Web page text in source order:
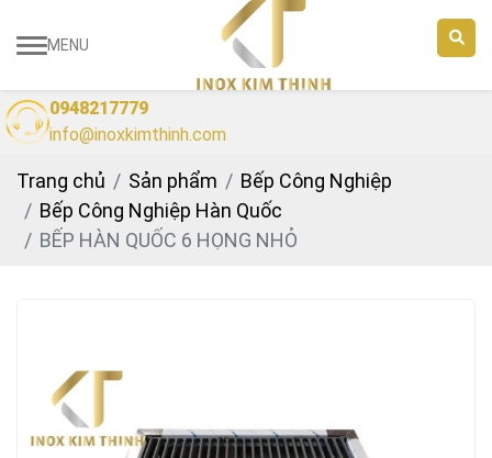
MENU
0948217779
info@inoxkimthinh.com
Trang chủ Sản phẩm
Bếp Công Nghiệp
Bếp Công Nghiệp Hàn Quốc
BẾP HÀN QUỐC 6 HỌNG NHỎ